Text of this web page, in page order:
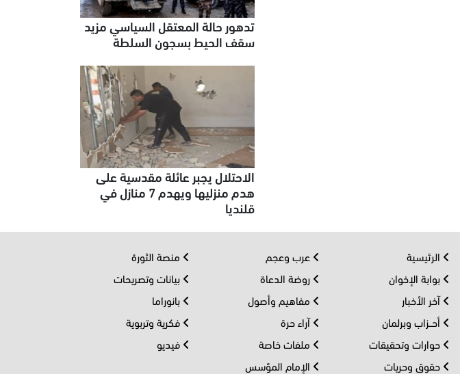
تدهور حالة المعتقل السياسي مزيد
سقف الحيط بسجون السلطة
الاحتلال يجبر عائلة مقدسية على
هدم منزليها ويهدم 7 منازل في
قلنديا
الرئيسية
بوابة الإخوان
آخر الأخبار
أحــزاب وبرلمان
حوارات وتحقيقات
حقوق وحريات
عرب وعجم
روضة الدعاة
مفاهيم وأصول
آراء حرة
ملفات خاصة
الإمام المؤسس
منصة الثورة
بيانات وتصريحات
بانوراما
فكرية وتربوية
فيديو